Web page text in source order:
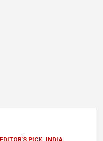
EDITOR'S PICK INDIA